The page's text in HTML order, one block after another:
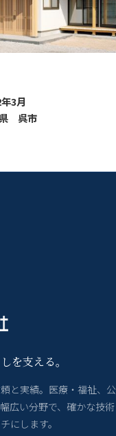
3月
呉市
を支える。
と実績。医療・福祉、公
広い分野で、確かな技術
にします。